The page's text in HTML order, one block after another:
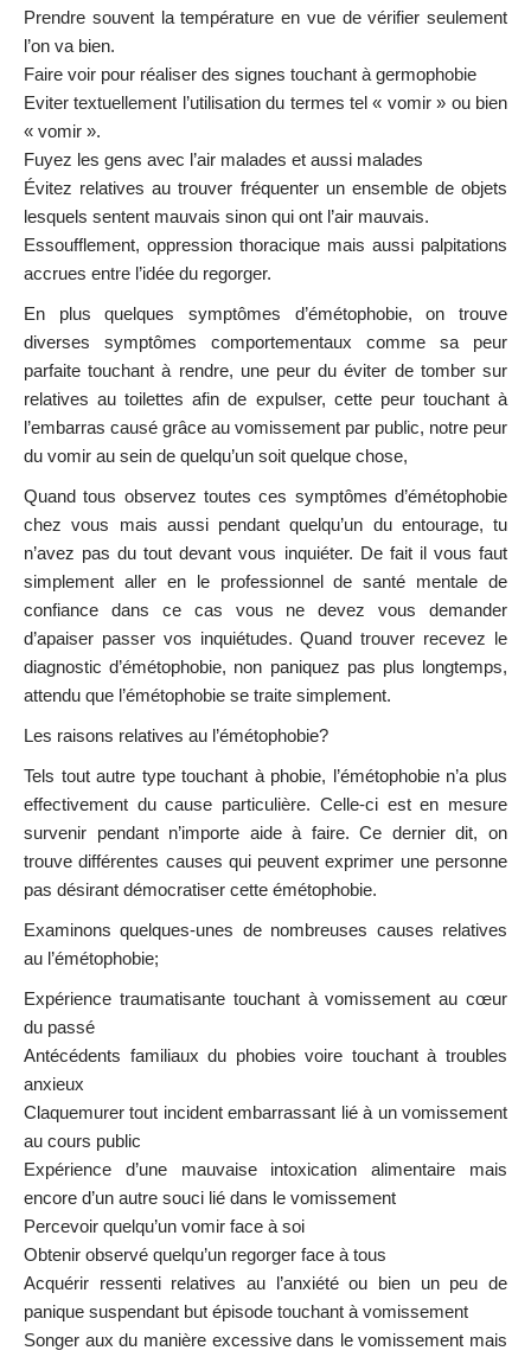
Prendre souvent la température en vue de vérifier seulement
l’on va bien.
Faire voir pour réaliser des signes touchant à germophobie
Eviter textuellement l’utilisation du termes tel « vomir » ou bien
« vomir ».
Fuyez les gens avec l’air malades et aussi malades
Évitez relatives au trouver fréquenter un ensemble de objets
lesquels sentent mauvais sinon qui ont l’air mauvais.
Essoufflement, oppression thoracique mais aussi palpitations
accrues entre l’idée du regorger.
En plus quelques symptômes d’émétophobie, on trouve
diverses symptômes comportementaux comme sa peur
parfaite touchant à rendre, une peur du éviter de tomber sur
relatives au toilettes afin de expulser, cette peur touchant à
l’embarras causé grâce au vomissement par public, notre peur
du vomir au sein de quelqu’un soit quelque chose,
Quand tous observez toutes ces symptômes d’émétophobie
chez vous mais aussi pendant quelqu’un du entourage, tu
n’avez pas du tout devant vous inquiéter. De fait il vous faut
simplement aller en le professionnel de santé mentale de
confiance dans ce cas vous ne devez vous demander
d’apaiser passer vos inquiétudes. Quand trouver recevez le
diagnostic d’émétophobie, non paniquez pas plus longtemps,
attendu que l’émétophobie se traite simplement.
Les raisons relatives au l’émétophobie?
Tels tout autre type touchant à phobie, l’émétophobie n’a plus
effectivement du cause particulière. Celle-ci est en mesure
survenir pendant n’importe aide à faire. Ce dernier dit, on
trouve différentes causes qui peuvent exprimer une personne
pas désirant démocratiser cette émétophobie.
Examinons quelques-unes de nombreuses causes relatives
au l’émétophobie;
Expérience traumatisante touchant à vomissement au cœur
du passé
Antécédents familiaux du phobies voire touchant à troubles
anxieux
Claquemurer tout incident embarrassant lié à un vomissement
au cours public
Expérience d’une mauvaise intoxication alimentaire mais
encore d’un autre souci lié dans le vomissement
Percevoir quelqu’un vomir face à soi
Obtenir observé quelqu’un regorger face à tous
Acquérir ressenti relatives au l’anxiété ou bien un peu de
panique suspendant but épisode touchant à vomissement
Songer aux du manière excessive dans le vomissement mais